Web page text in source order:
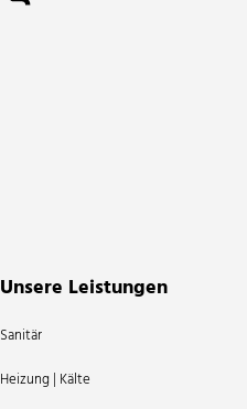
Unsere Leistungen
Sanitär
Heizung | Kälte